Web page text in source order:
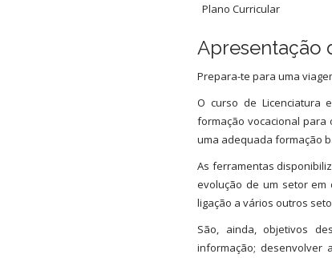
Plano Curricular
Apresentação
Prepara-te para uma
O curso de Licenciatura
formação vocacional para
uma adequada formação
As ferramentas
evolução de um setor em
ligação a vários outros
São, ainda, objetivos
informação; desenvolver